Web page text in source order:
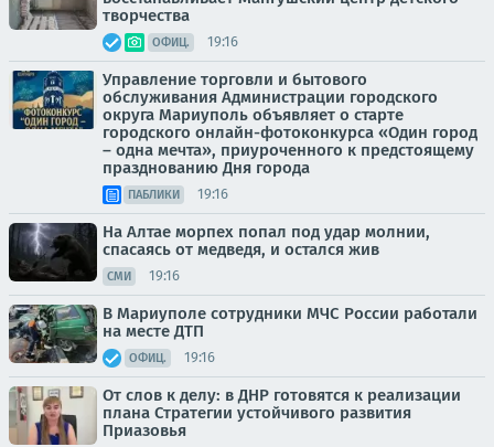
творчества
ОФИЦ. 19:16
Управление торговли и бытового
обслуживания Администрации городского
округа Мариуполь объявляет о старте
городского онлайн-фотоконкурса «Один город
– одна мечта», приуроченного к предстоящему
празднованию Дня города
ПАБЛИКИ 19:16
На Алтае морпех попал под удар молнии,
спасаясь от медведя, и остался жив
СМИ 19:16
В Мариуполе сотрудники МЧС России работали
на месте ДТП
ОФИЦ. 19:16
От слов к делу: в ДНР готовятся к реализации
плана Стратегии устойчивого развития
Приазовья